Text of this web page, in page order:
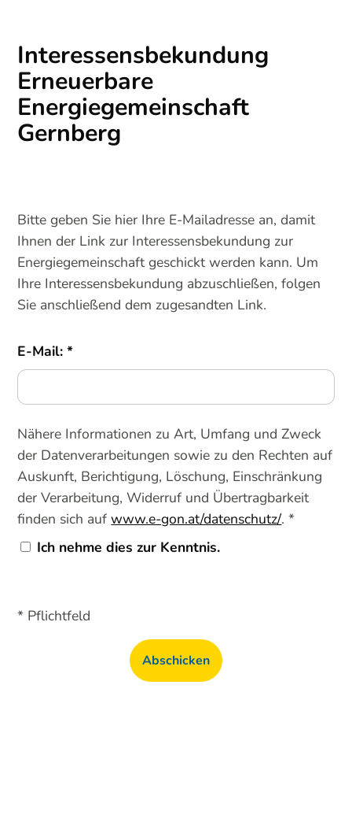
Interessensbekundung
Erneuerbare
Energiegemeinschaft
Gernberg
Bitte geben Sie hier Ihre E-Mailadresse an, damit
Ihnen der Link zur Interessensbekundung zur
Energiegemeinschaft geschickt werden kann. Um
Ihre Interessensbekundung abzuschließen, folgen
Sie anschließend dem zugesandten Link.
E-Mail:
Nähere Informationen zu Art, Umfang und Zweck
der Datenverarbeitungen sowie zu den Rechten auf
Auskunft, Berichtigung, Löschung, Einschränkung
der Verarbeitung, Widerruf und Übertragbarkeit
finden sich aufwww.e-gon.at/datenschutz/. *
Ich nehme dies zur Kenntnis.
* Pflichtfeld
Abschicken